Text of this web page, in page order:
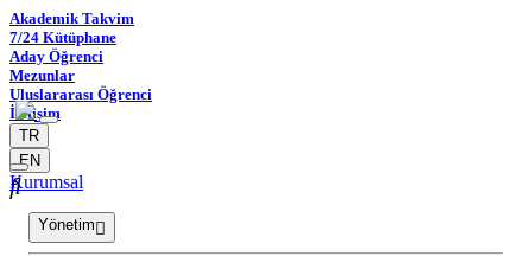
Akademik Takvim
7/24 Kütüphane
Aday Öğrenci
Mezunlar
Uluslararası Öğrenci
İletişim
TR
EN
Kurumsal
Yönetim